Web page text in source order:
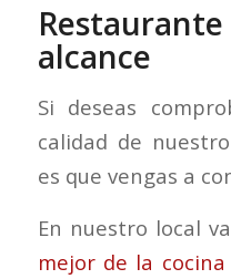
alcance
Si deseas
calidad de
es que vengas a
En nuestro local
mejor de la